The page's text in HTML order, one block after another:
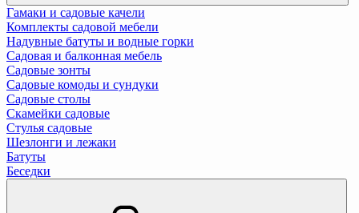
Гамаки и садовые качели
Комплекты садовой мебели
Надувные батуты и водные горки
Садовая и балконная мебель
Садовые зонты
Садовые комоды и сундуки
Садовые столы
Скамейки садовые
Стулья садовые
Шезлонги и лежаки
Батуты
Беседки